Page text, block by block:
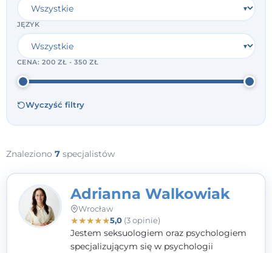
JĘZYK
CENA:200 ZŁ - 350 ZŁ
Wyczyść filtry
Znaleziono 7 specjalistów
Adrianna Walkowiak
Wrocław
★★★★★5,0(3 opinie)
Jestem seksuologiem oraz psychologiem
specjalizującym się w psychologii